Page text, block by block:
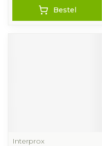
Bestel
Interprox